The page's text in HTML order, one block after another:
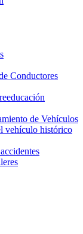
Conductores
de Vehículos
vehículo histórico